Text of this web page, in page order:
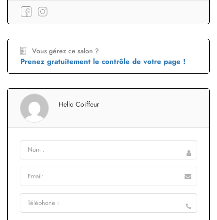
Vous gérez ce salon ?
Prenez gratuitement le contrôle de votre page !
Hello Coiffeur